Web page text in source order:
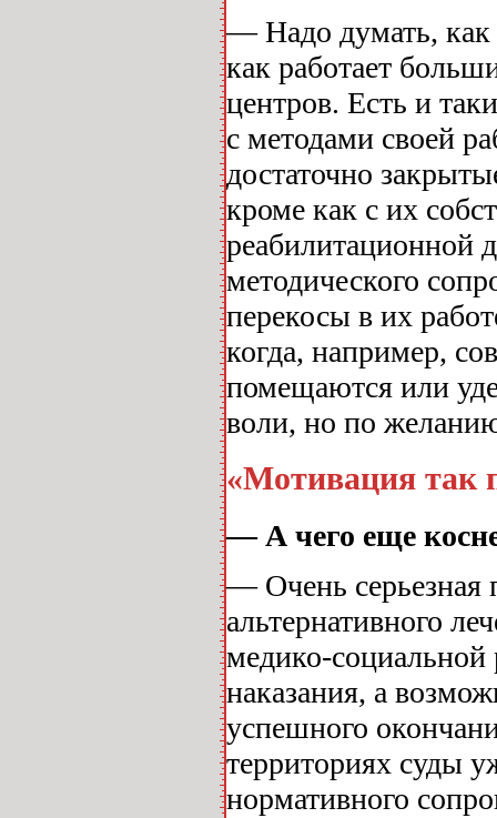
— Надо думать, как
как работает
центров. Есть и
с методами своей
достаточно
кроме как с их
реабилитационной
методического
перекосы в их
когда, например,
помещаются или
воли, но по
«Мотивация так
— А чего еще
— Очень серьезная
альтернативного
медико-социальной
наказания, а
успешного
территориях суды
нормативного